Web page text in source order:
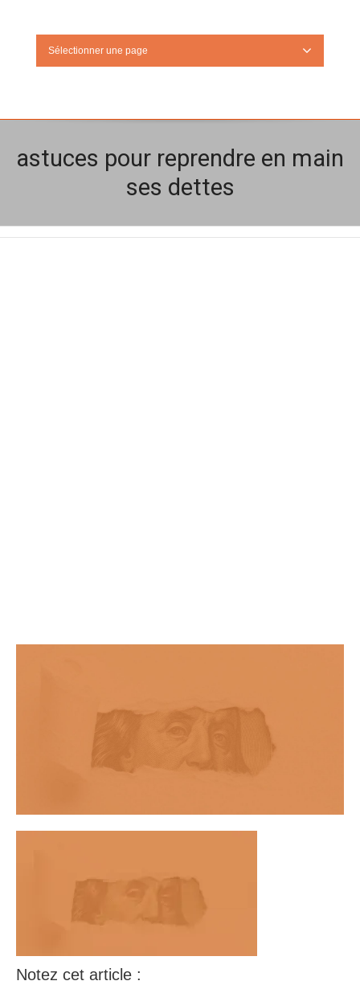
Sélectionner une page
astuces pour reprendre en main
ses dettes
Notez cet article :